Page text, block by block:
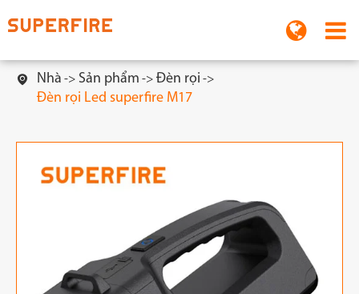
 Nhà Sản phẩm
Đèn rọi
Đèn rọi Led superfire M17